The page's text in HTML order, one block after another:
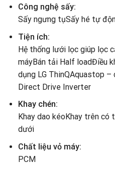
Công nghệ sấy:
Sấy ngưng tụSấy hé tự
Tiện ích:
Hệ thống lưới lọc giúp lọc
máyBán tải Half loadĐiều
dụng LG ThinQAquastop –
Direct Drive Inverter
Khay chén:
Khay dao kéoKhay trên có
dưới
Chất liệu vỏ máy:
PCM